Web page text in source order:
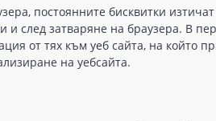
постоянните бисквитки
след затваряне на браузера. В
от тях към уеб сайта, на който
на уебсайта.